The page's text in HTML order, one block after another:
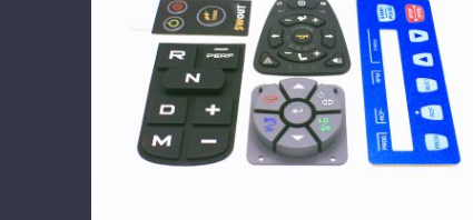
Folien und Schaltmatten